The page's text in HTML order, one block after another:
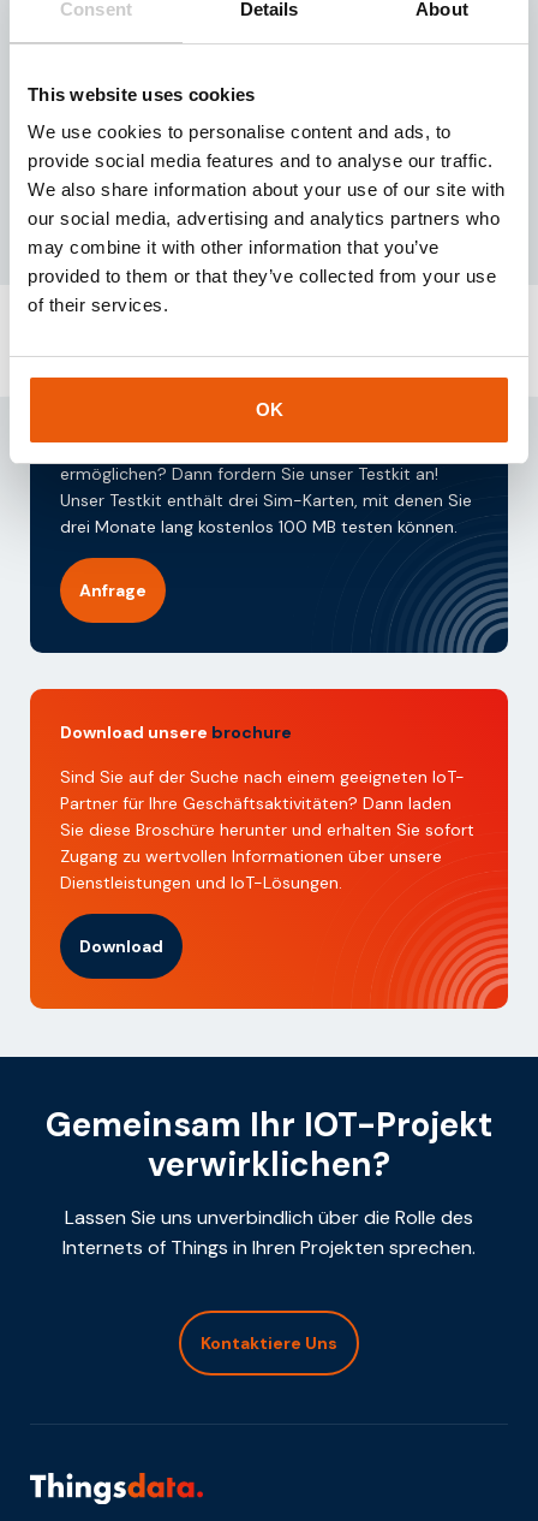
Consent Details About
This website uses cookies
We use cookies to personalise content and ads, to
provide social media features and to analyse our traffic.
We also share information about your use of our site with
our social media, advertising and analytics partners who
may combine it with other information that you’ve
provided to them or that they’ve collected from your use
of their services.
OK
Teamlead Sales & Support
Expertise im Aufbau starker Kundenbeziehungen
Supportinitiativen im IoT-Bereich.
Fordern unseretestkit
Sind Sie auf der Suche nach IoT-Simkarten, die Ihrer
Lösung eine kontinuierliche Internetverbindung
ermöglichen? Dann fordern Sie unser Testkit an!
Unser Testkit enthält drei Sim-Karten, mit denen Sie
drei Monate lang kostenlos 100 MB testen können.
Anfrage
Download unsere brochure
Sind Sie auf der Suche nach einem geeigneten IoT-
Partner für Ihre Geschäftsaktivitäten? Dann laden
Sie diese Broschüre herunter und erhalten Sie sofort
Zugang zu wertvollen Informationen über unsere
Dienstleistungen und IoT-Lösungen.
Download
Gemeinsam Ihr IOT-Projekt
verwirklichen?
Lassen Sie uns unverbindlich über die Rolle des
Internets of Things in Ihren Projekten sprechen.
Kontaktiere Uns